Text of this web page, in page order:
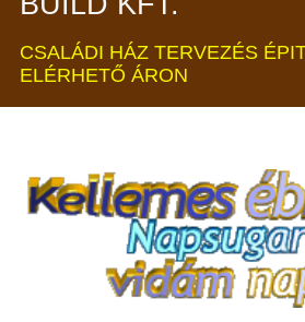
CSALÁDI HÁZ TERVEZÉS
ELÉRHETŐ ÁRON